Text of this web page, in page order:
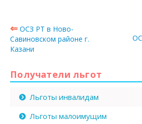
⇐ ОСЗ РТ в Ново-
Савиновском районе г.
Казани
Получатели льгот
Льготы инвалидам
Льготы малоимущим